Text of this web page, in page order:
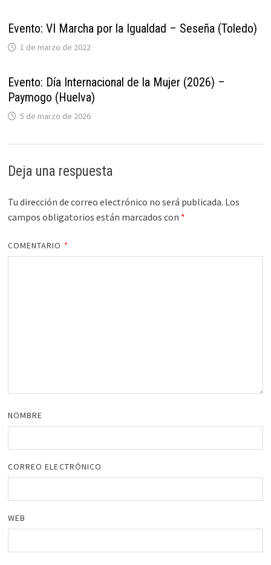
Evento: VI Marcha por la Igualdad – Seseña (Toledo)
1 de marzo de 2022
Evento: Día Internacional de la Mujer (2026) –
Paymogo (Huelva)
5 de marzo de 2026
Deja una respuesta
Tu dirección de correo electrónico no será publicada. Los
campos obligatorios están marcados con *
COMENTARIO *
NOMBRE
CORREO ELECTRÓNICO
WEB